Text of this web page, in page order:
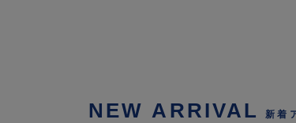
NEW ARRIVAL 新着